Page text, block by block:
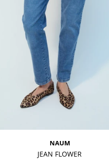
NAUM
JEAN FLOWER